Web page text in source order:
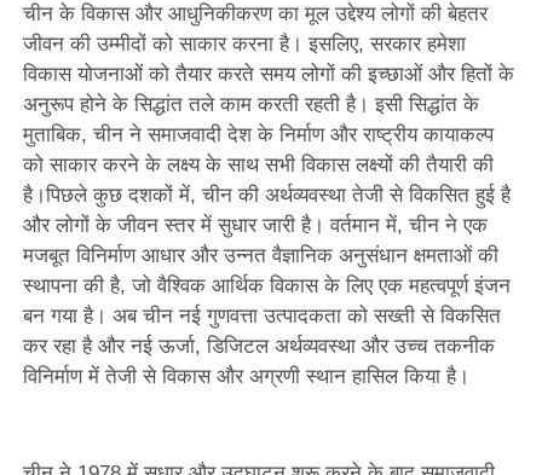
चीन के विकास और आधुनिकीकरण का मूल उद्देश्य लोगों की बेहतर
जीवन की उम्मीदों को साकार करना है। इसलिए, सरकार हमेशा
विकास योजनाओं को तैयार करते समय लोगों की इच्छाओं और हितों के
अनुरूप होने के सिद्धांत तले काम करती रहती है। इसी सिद्धांत के
मुताबिक, चीन ने समाजवादी देश के निर्माण और राष्ट्रीय कायाकल्प
को साकार करने के लक्ष्य के साथ सभी विकास लक्ष्यों की तैयारी की
है।पिछले कुछ दशकों में, चीन की अर्थव्यवस्था तेजी से विकसित हुई है
और लोगों के जीवन स्तर में सुधार जारी है। वर्तमान में, चीन ने एक
मजबूत विनिर्माण आधार और उन्नत वैज्ञानिक अनुसंधान क्षमताओं की
स्थापना की है, जो वैश्विक आर्थिक विकास के लिए एक महत्वपूर्ण इंजन
बन गया है। अब चीन नई गुणवत्ता उत्पादकता को सख्ती से विकसित
कर रहा है और नई ऊर्जा, डिजिटल अर्थव्यवस्था और उच्च तकनीक
विनिर्माण में तेजी से विकास और अग्रणी स्थान हासिल किया है।